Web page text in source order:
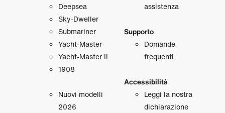
Deepsea
Sky‑Dweller
Submariner
Yacht‑Master
Yacht‑Master II
1908
Nuovi modelli
2026
assistenza
Supporto
Domande
frequenti
Accessibilità
Leggi la nostra
dichiarazione